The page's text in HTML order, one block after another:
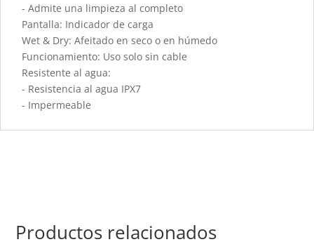
- Admite una limpieza al completo
Pantalla: Indicador de carga
Wet & Dry: Afeitado en seco o en húmedo
Funcionamiento: Uso solo sin cable
Resistente al agua:
- Resistencia al agua IPX7
- Impermeable
Productos relacionados